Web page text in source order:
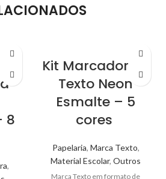
8
,
Kit Marcador de
Texto Neon
Esmalte – 5
cores
Papelaria, Marca Texto,
Material Escolar, Outros
Marca Texto em formato de